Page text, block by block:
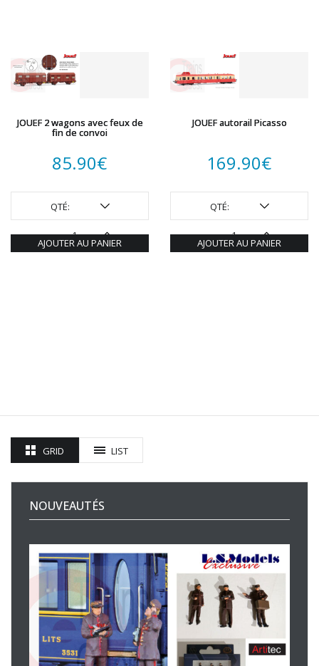
JOUEF 2 wagons avec feux de
fin de convoi
85.90€
QTÉ:
AJOUTER AU PANIER
JOUEF autorail Picasso
169.90€
QTÉ:
AJOUTER AU PANIER
GRID LIST
NOUVEAUTÉS